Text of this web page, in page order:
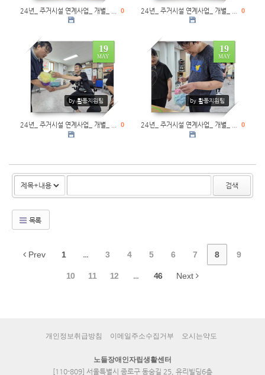
24년_ 주거시설 연계사업_ 개별_ ... 0 24년_ 주거시설 연계사업_ 개별_ ... 0
19
MAY
by 활동지원팀
0
24년_ 주거시설 연계사업_ 개별_ ... 0
19
MAY
by 활동지원팀
0
24년_ 주거시설 연계사업_ 개별_ ... 0
검색
목록
Prev 1 ... 3 4 5 6 7 8 9
10 11 12 ... 46 Next
개인정보취급방침 이메일주소수집거부 오시는약도
노들장애인자립생활센터
[110-809] 서울특별시 종로구 동숭길 25, 유리빌딩6층